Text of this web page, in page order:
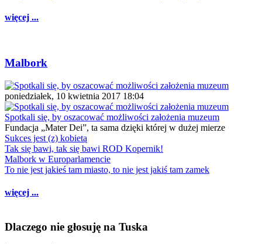
więcej ...
Malbork
poniedziałek, 10 kwietnia 2017 18:04
Spotkali się, by oszacować możliwości założenia muzeum
Fundacja „Mater Dei”, ta sama dzięki której w dużej mierze
Sukces jest (z) kobietą
Tak się bawi, tak się bawi ROD Kopernik!
Malbork w Europarlamencie
To nie jest jakieś tam miasto, to nie jest jakiś tam zamek
więcej ...
Dlaczego nie głosuję na Tuska